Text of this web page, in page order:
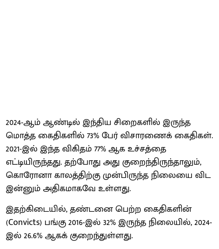
2024-ஆம் ஆண்டில் இந்திய சிறைகளில் இருந்த
மொத்த கைதிகளில் 73% பேர் விசாரணைக் கைதிகள்.
2021-இல் இந்த விகிதம் 77% ஆக உச்சத்தை
எட்டியிருந்தது. தற்போது அது குறைந்திருந்தாலும்,
கொரோனா காலத்திற்கு முன்பிருந்த நிலையை விட
இன்னும் அதிகமாகவே உள்ளது.
இதற்கிடையில், தண்டனை பெற்ற கைதிகளின்
(Convicts) பங்கு 2016-இல் 32% இருந்த நிலையில், 2024-
இல் 26.6% ஆகக் குறைந்துள்ளது.